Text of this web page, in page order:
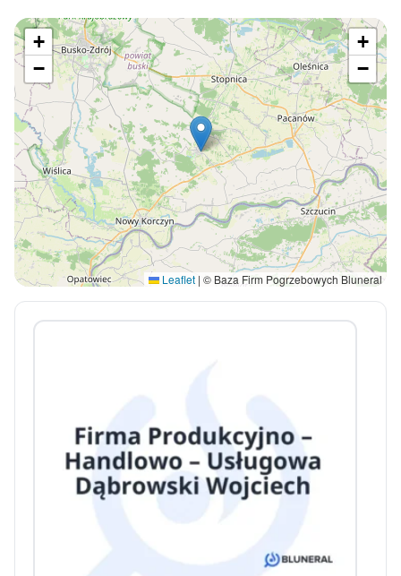
+
−
+
−
Leaflet | © Baza Firm Pogrzebowych Bluneral